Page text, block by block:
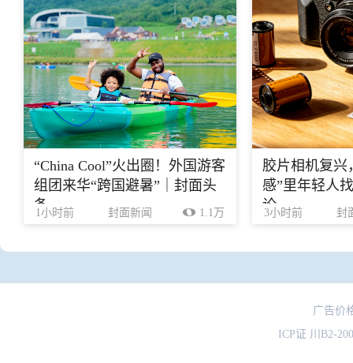
“China Cool”火出圈！外国游客
组团来华“跨国避暑”｜封面头
条
1小时前 封面新闻 1.1万
胶片相机复兴
感”里年轻人
论
3小时前 封
广告价
ICP证 川B2-